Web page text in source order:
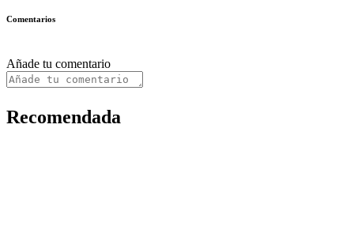
Comentarios
Añade tu comentario
Recomendada